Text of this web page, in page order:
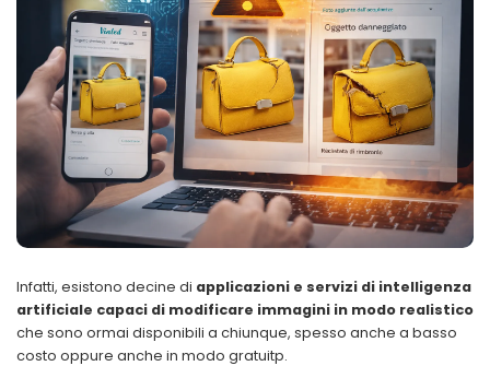
Infatti, esistono decine di applicazioni e servizi di intelligenza
artificiale capaci di modificare immagini in modo realistico
che sono ormai disponibili a chiunque, spesso anche a basso
costo oppure anche in modo gratuitp.